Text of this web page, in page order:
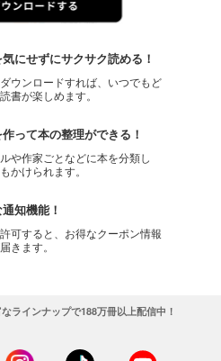
にせずにサクサク読める！
ウンロードすれば、いつでもど
書が楽しめます。
って本の整理ができる！
や作家ごとなどに本を分類し
かけられます。
知機能！
可すると、お得なクーポン情報
きます。
ラインナップで188万冊以上配信中！